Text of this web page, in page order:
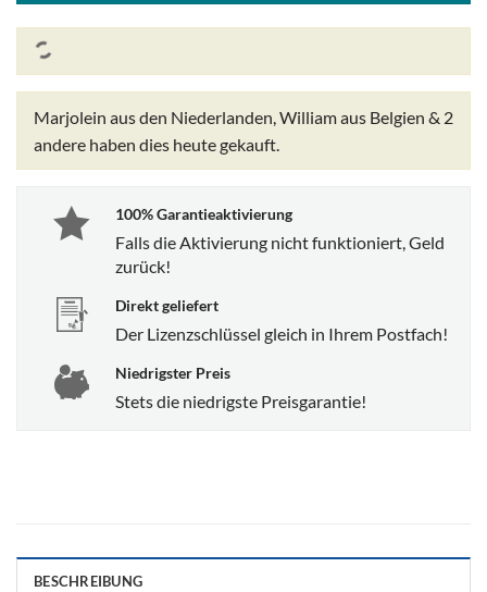
Marjolein aus den Niederlanden, William aus Belgien & 2
andere haben dies heute gekauft.
100% Garantieaktivierung
Falls die Aktivierung nicht funktioniert, Geld
zurück!
Direkt geliefert
Der Lizenzschlüssel gleich in Ihrem Postfach!
Niedrigster Preis
Stets die niedrigste Preisgarantie!
BESCHREIBUNG